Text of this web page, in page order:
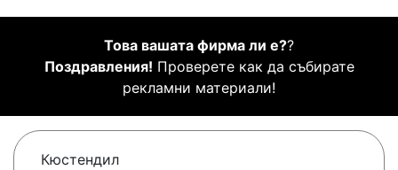
Това вашата фирма ли е??
Поздравления! Проверете как да събирате
рекламни материали!
Кюстендил